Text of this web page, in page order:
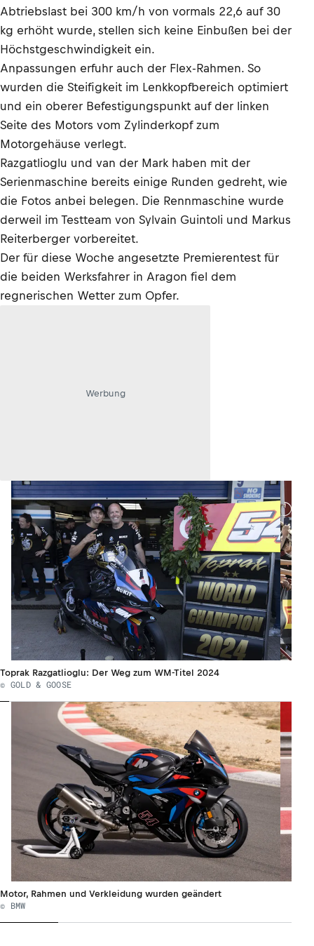
Abtriebslast bei 300 km/h von vormals 22,6 auf 30
kg erhöht wurde, stellen sich keine Einbußen bei der
Höchstgeschwindigkeit ein.
Anpassungen erfuhr auch der Flex-Rahmen. So
wurden die Steifigkeit im Lenkkopfbereich optimiert
und ein oberer Befestigungspunkt auf der linken
Seite des Motors vom Zylinderkopf zum
Motorgehäuse verlegt.
Razgatlioglu und van der Mark haben mit der
Serienmaschine bereits einige Runden gedreht, wie
die Fotos anbei belegen. Die Rennmaschine wurde
derweil im Testteam von Sylvain Guintoli und Markus
Reiterberger vorbereitet.
Der für diese Woche angesetzte Premierentest für
die beiden Werksfahrer in Aragon fiel dem
regnerischen Wetter zum Opfer.
Werbung
Toprak Razgatlioglu: Der Weg zum WM-Titel 2024
© GOLD & GOOSE
Motor, Rahmen und Verkleidung wurden geändert
© BMW